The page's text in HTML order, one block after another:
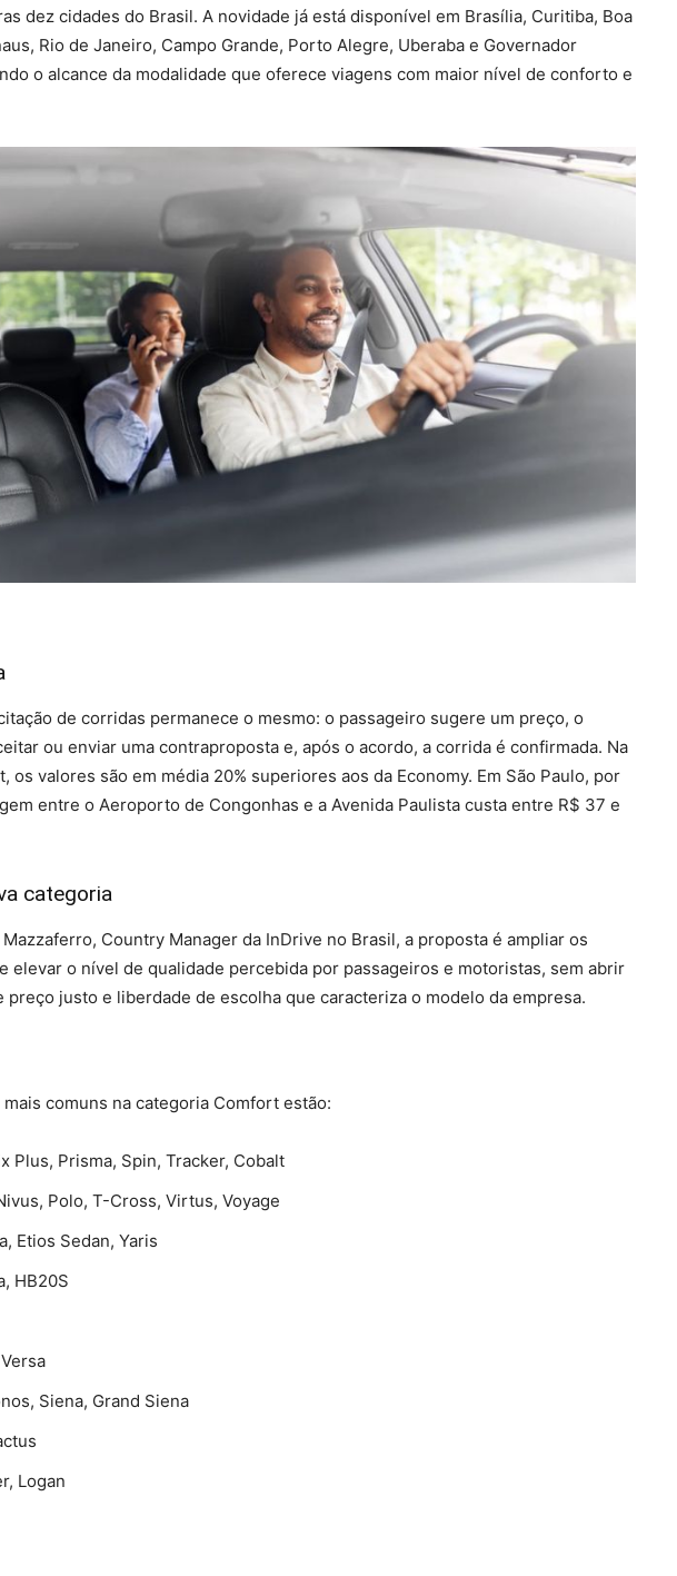
dez cidades do Brasil. A novidade já está disponível em Brasília, Curitiba, Boa
Rio de Janeiro, Campo Grande, Porto Alegre, Uberaba e Governador
o alcance da modalidade que oferece viagens com maior nível de conforto e
de corridas permanece o mesmo: o passageiro sugere um preço, o
ou enviar uma contraproposta e, após o acordo, a corrida é confirmada. Na
os valores são em média 20% superiores aos da Economy. Em São Paulo, por
entre o Aeroporto de Congonhas e a Avenida Paulista custa entre R$ 37 e
categoria
Country Manager da InDrive no Brasil, a proposta é ampliar os
elevar o nível de qualidade percebida por passageiros e motoristas, sem abrir
preço justo e liberdade de escolha que caracteriza o modelo da empresa.
comuns na categoria Comfort estão:
Plus, Prisma, Spin, Tracker, Cobalt
Polo, T-Cross, Virtus, Voyage
Etios Sedan, Yaris
HB20S
Siena, Grand Siena
Logan